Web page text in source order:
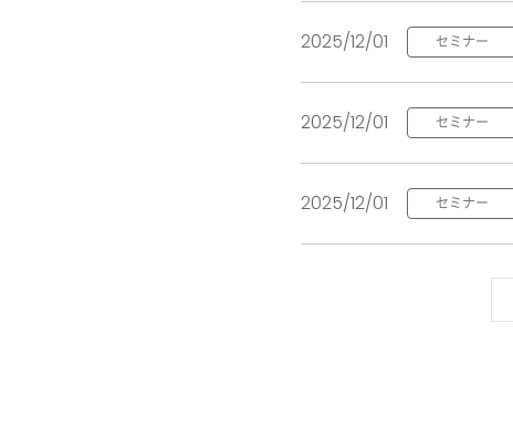
2025/12/01 セミナー
2025/12/01 セミナー
2025/12/01 セミナー